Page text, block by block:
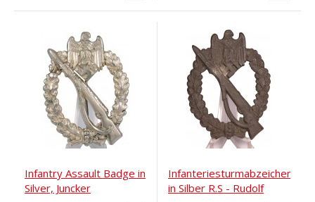
Infantry Assault Badge in
Silver, Juncker
Infanteriesturmabzeichen
in Silber R.S - Rudolf